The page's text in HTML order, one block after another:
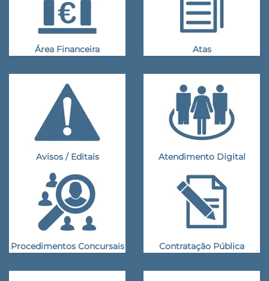
Área Financeira Atas
Avisos / Editais Atendimento Digital
Procedimentos Concursais Contratação Pública